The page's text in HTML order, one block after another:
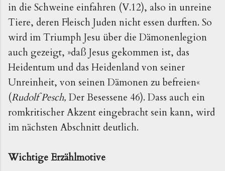
in die Schweine einfahren (V.12), also in unreine
Tiere, deren Fleisch Juden nicht essen durften. So
wird im Triumph Jesu über die Dämonenlegion
auch gezeigt, »daß Jesus gekommen ist, das
Heidentum und das Heidenland von seiner
Unreinheit, von seinen Dämonen zu befreien«
(Rudolf Pesch, Der Besessene 46). Dass auch ein
romkritischer Akzent eingebracht sein kann, wird
im nächsten Abschnitt deutlich.
Wichtige Erzählmotive